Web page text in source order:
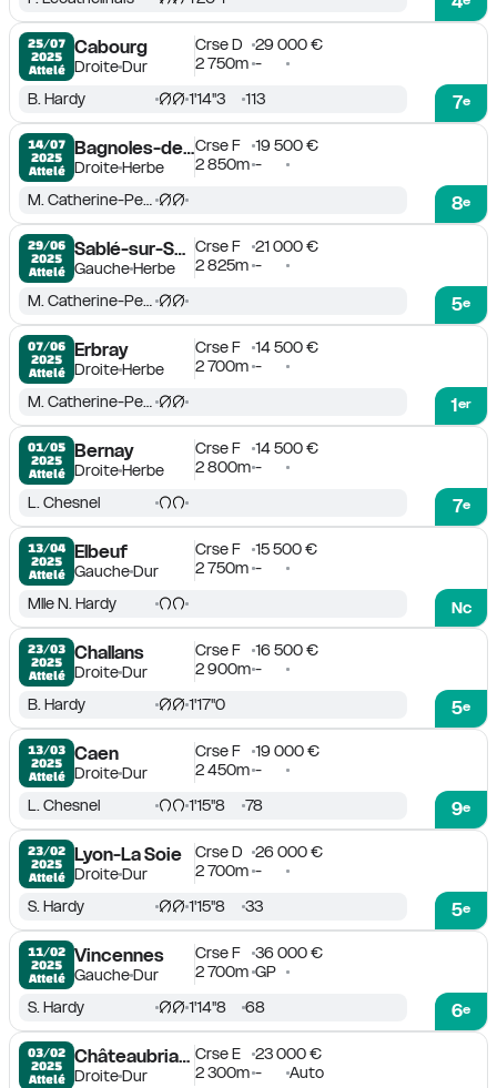
25/07
2025
Attelé
Cabourg
DroiteDur
Crse D
29 000 €
2 750m -
7e
B. Hardy 1'14''3 113
14/07
2025
Attelé
Bagnoles-de-l'Orne
DroiteHerbe
Crse F
19 500 €
2 850m -
8e
M. Catherine-Pezet
29/06
2025
Attelé
Sablé-sur-Sarthe
GaucheHerbe
Crse F
21 000 €
2 825m -
5e
M. Catherine-Pezet
07/06
2025
Attelé
Erbray
DroiteHerbe
Crse F
14 500 €
2 700m -
1er
M. Catherine-Pezet
01/05
2025
Attelé
Bernay
DroiteHerbe
Crse F
14 500 €
2 800m -
7e
L. Chesnel
13/04
2025
Attelé
Elbeuf
GaucheDur
Crse F
15 500 €
2 750m -
Nc
Mlle N. Hardy
23/03
2025
Attelé
Challans
DroiteDur
Crse F
16 500 €
2 900m -
5e
B. Hardy 1'17''0
13/03
2025
Attelé
Caen
DroiteDur
Crse F
19 000 €
2 450m -
9e
L. Chesnel 1'15''8 78
23/02
2025
Attelé
Lyon-La Soie
DroiteDur
Crse D
26 000 €
2 700m -
5e
S. Hardy 1'15''8 33
11/02
2025
Attelé
Vincennes
GaucheDur
Crse F
36 000 €
2 700m GP
6e
S. Hardy 1'14''8 68
03/02
2025
Attelé
Châteaubriant
DroiteDur
Crse E
23 000 €
2 300m - Auto